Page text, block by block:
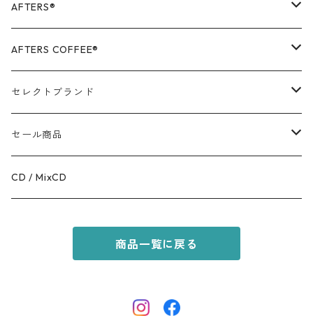
AFTERS®️
OUTER
TOPS
BOTTOMS
GOODS
AFTERS SPORT
AFTERS COFFEE®️
APPALEL / GOODS
COFFEE
セレクトブランド
MR.OLIVE
RACAL
セール商品
OUTER
CD / MixCD
商品一覧に戻る